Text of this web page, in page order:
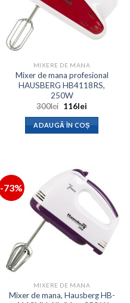
MIXERE DE MANA
Mixer de mana profesional
HAUSBERG HB4118RS,
250W
300lei Prețul
a
fost:
300lei.
116leiPrețul
este:
116lei.
ADAUGĂ ÎN COȘ
-73%
MIXERE DE MANA
Mixer de mana, Hausberg HB-